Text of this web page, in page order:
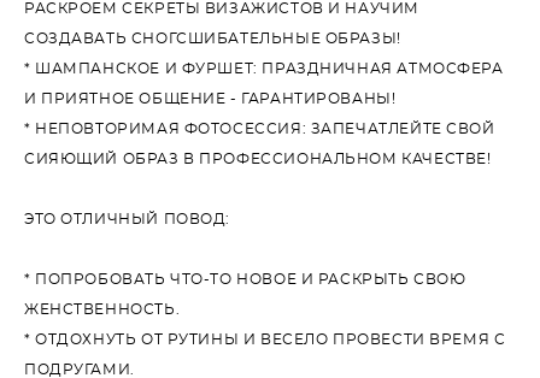
РАСКРОЕМ СЕКРЕТЫ ВИЗАЖИСТОВ И НАУЧИМ
СОЗДАВАТЬ СНОГСШИБАТЕЛЬНЫЕ ОБРАЗЫ!
* ШАМПАНСКОЕ И ФУРШЕТ: ПРАЗДНИЧНАЯ АТМОСФЕРА
И ПРИЯТНОЕ ОБЩЕНИЕ - ГАРАНТИРОВАНЫ!
* НЕПОВТОРИМАЯ ФОТОСЕССИЯ: ЗАПЕЧАТЛЕЙТЕ СВОЙ
СИЯЮЩИЙ ОБРАЗ В ПРОФЕССИОНАЛЬНОМ КАЧЕСТВЕ!
ЭТО ОТЛИЧНЫЙ ПОВОД:
* ПОПРОБОВАТЬ ЧТО-ТО НОВОЕ И РАСКРЫТЬ СВОЮ
ЖЕНСТВЕННОСТЬ.
* ОТДОХНУТЬ ОТ РУТИНЫ И ВЕСЕЛО ПРОВЕСТИ ВРЕМЯ С
ПОДРУГАМИ.